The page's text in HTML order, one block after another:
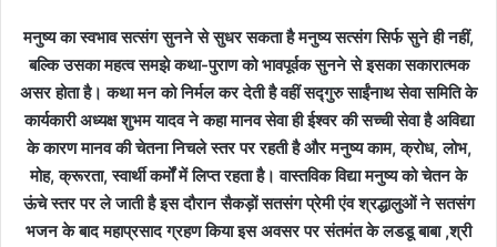
मनुष्य का स्वभाव सत्संग सुनने से सुधर सकता है मनुष्य सत्संग सिर्फ सुने ही नहीं,
बल्कि उसका महत्व समझे कथा-पुराण को भावपूर्वक सुनने से इसका सकारात्मक
असर होता है। कथा मन को निर्मल कर देती है वहीं सद्गुरु साईंनाथ सेवा समिति के
कार्यकारी अध्यक्ष शुभम यादव ने कहा मानव सेवा ही ईश्वर की सच्ची सेवा है अविद्या
के कारण मानव की चेतना निचले स्तर पर रहती है और मनुष्य काम, क्रोध, लोभ,
मोह, क्रूरता, स्वार्थी कर्मों में लिप्त रहता है। वास्तविक विद्या मनुष्य को चेतन के
ऊंचे स्तर पर ले जाती है इस दौरान सैकड़ों सतसंग प्रेमी एंव श्रद्धालुओं ने सतसंग
भजन के बाद महाप्रसाद ग्रहण किया इस अवसर पर संतमंत के लडडू बाबा ,श्री